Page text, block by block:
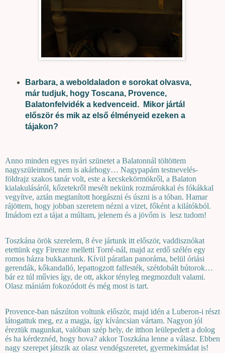
Barbara, a weboldaladon e sorokat olvasva,
már tudjuk, hogy Toscana, Provence,
Balatonfelvidék a kedvenceid. Mikor jártál
először és mik az első élményeid ezeken a
tájakon?
Anno minden egyes nyári szünetet a Balatonnál töltöttem
nagyszüleimnél, nem is akárhogy… Nagypapám testnevelés-
földrajz szakos tanár volt, este a kecskekörmökről, a Balaton
kialakulásáról, kőzetekről mesélt nekünk rozmárokkal és fókákkal
vegyítve, aztán megtanított horgászni és úszni is a tóban. Hamar
rájöttem, hogy jobban szeretem nézni a vizet, főként a kilátókból.
Imádom ezt a tájat a múltam, jelenem és a jövőm is lesz tudom!
Toszkána örök szerelem, 8 éve jártunk itt először, vaddisznókat
etettünk egy Firenze melletti Torré-nál, majd az erdő szélén egy
romos házra bukkantunk. Kívül páratlan panoráma, belül óriási
gerendák, kőkandalló, lepattogzott falfesték, szétdobált bútorok…
bár ez túl művies így, de ott, akkor tényleg megmozdult valami.
Olasz mániám fokozódott és még most is tart.
Provence-ban nászúton voltunk először, majd idén a Luberon-i részt
látogattuk meg, ez a magja, így kíváncsian vártam. Nagyon jól
éreztük magunkat, valóban szép hely, de itthon leülepedett a dolog
és ha kérdeznéd, hogy hova? akkor Toszkána lenne a válasz. Ebben
nagy szerepet játszik az olasz vendégszeretet, gyermekimádat is!